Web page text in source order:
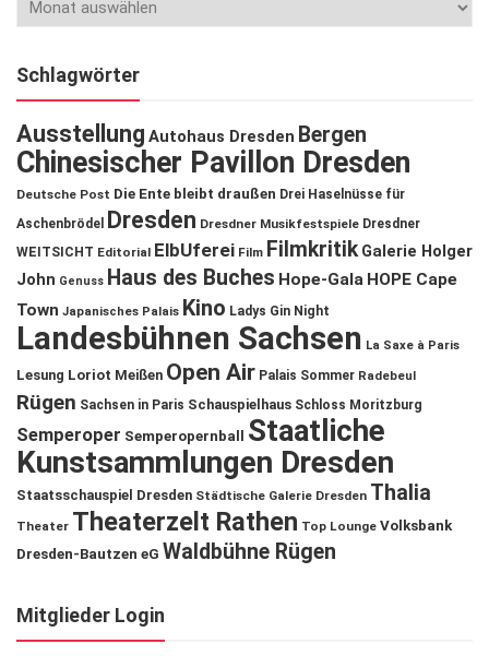
Schlagwörter
Ausstellung Autohaus Dresden Bergen
Chinesischer Pavillon Dresden
Deutsche Post Die Ente bleibt draußen Drei Haselnüsse für
Aschenbrödel
Dresden Dresdner Musikfestspiele Dresdner
WEITSICHT Editorial ElbUferei Film Filmkritik Galerie Holger
John Genuss Haus des Buches Hope-Gala HOPE Cape
Town Japanisches Palais Kino Ladys Gin Night
Landesbühnen Sachsen La Saxe à Paris
Lesung Loriot Meißen Open Air Palais Sommer Radebeul
Rügen Sachsen in Paris Schauspielhaus Schloss Moritzburg
Semperoper Semperopernball
Staatliche
Kunstsammlungen Dresden
Staatsschauspiel Dresden Städtische Galerie Dresden Thalia
Theater Theaterzelt Rathen Top Lounge Volksbank
Dresden-Bautzen eG Waldbühne Rügen
Mitglieder Login